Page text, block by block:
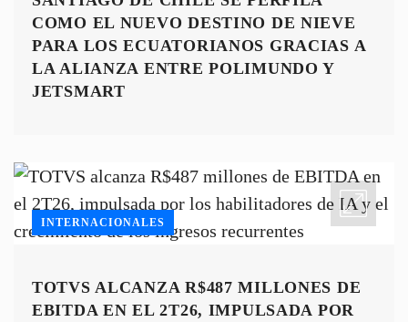
COMO EL NUEVO DESTINO DE NIEVE
PARA LOS ECUATORIANOS GRACIAS A
LA ALIANZA ENTRE POLIMUNDO Y
JETSMART
INTERNACIONALES
TOTVS ALCANZA R$487 MILLONES DE
EBITDA EN EL 2T26, IMPULSADA POR